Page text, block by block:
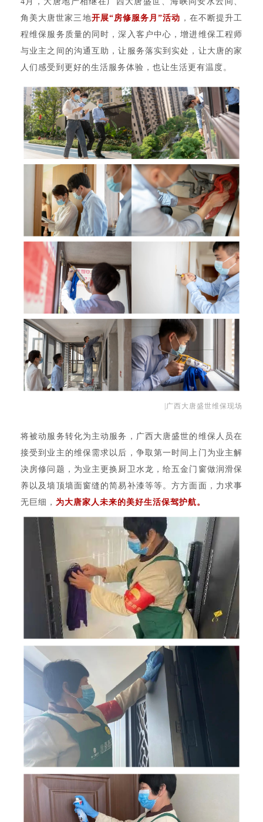
角美大唐世家三地开展“房修服务月”活动 ，在不断提升工
程维保服务质量的同时，深入客户中心，增进维保工程师
与业主之间的沟通互助，让服务落实到实处，让大唐的家
人们感受到更好的生活服务体验，也让生活更有温度。
|广西大唐盛世维保现场
将被动服务转化为主动服务，广西大唐盛世的维保人员在
接受到业主的维保需求以后，争取第一时间上门为业主解
决房修问题，为业主更换厨卫水龙，给五金门窗做润滑保
养以及墙顶墙面窗缝的简易补漆等等。方方面面，力求事
无巨细， 为大唐家人未来的美好生活保驾护航。